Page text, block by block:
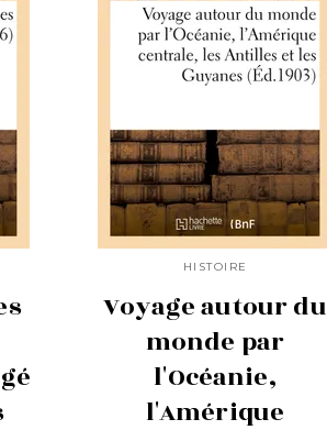
HISTOIRE
Voyage autour du
monde par
l'Océanie,
l'Amérique